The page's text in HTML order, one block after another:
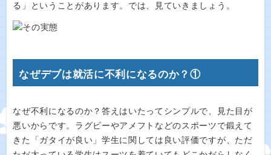
る」ということがあります。では、見ていきましょう。
なぜデブは就活に不利になるのか？①
なぜ不利になるのか？答えはいたってシンプルで、見た目が
悪いからです。ラグビーやアメフトなどのスポーツで鍛えて
きた「ガタイが良い」学生に関しては良い評価ですが、ただ